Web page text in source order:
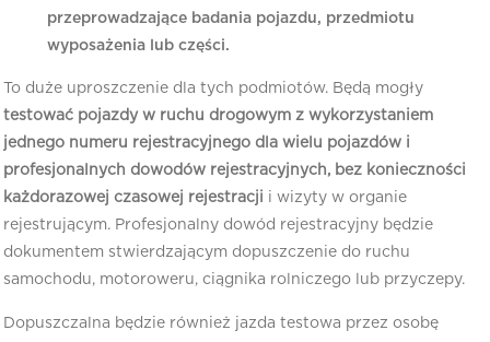
przeprowadzające badania pojazdu, przedmiotu
wyposażenia lub części.
To duże uproszczenie dla tych podmiotów. Będą mogły
testować pojazdy w ruchu drogowym z wykorzystaniem
jednego numeru rejestracyjnego dla wielu pojazdów i
profesjonalnych dowodów rejestracyjnych, bez konieczności
każdorazowej czasowej rejestracji i wizyty w organie
rejestrującym. Profesjonalny dowód rejestracyjny będzie
dokumentem stwierdzającym dopuszczenie do ruchu
samochodu, motoroweru, ciągnika rolniczego lub przyczepy.
Dopuszczalna będzie również jazda testowa przez osobę